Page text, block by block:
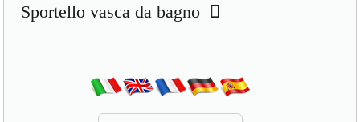
Sportello vasca da bagno